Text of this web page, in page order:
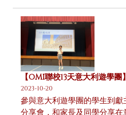
【OMI聯校13天意大利遊學
2023-10-20
參與意大利遊學團的學生到
分享會，和家長及同學分享